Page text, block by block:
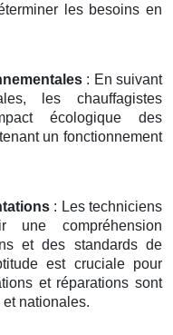
les besoins en
: En suivant
les chauffagistes
écologique des
un fonctionnement
: Les techniciens
une compréhension
et des standards de
est cruciale pour
et réparations sont
nationales.